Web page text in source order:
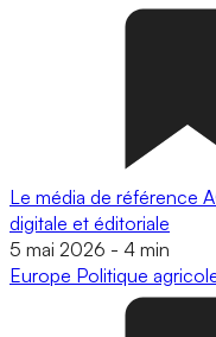
Le média de référence
digitale et éditoriale
5 mai 2026 - 4 min
Europe Politique